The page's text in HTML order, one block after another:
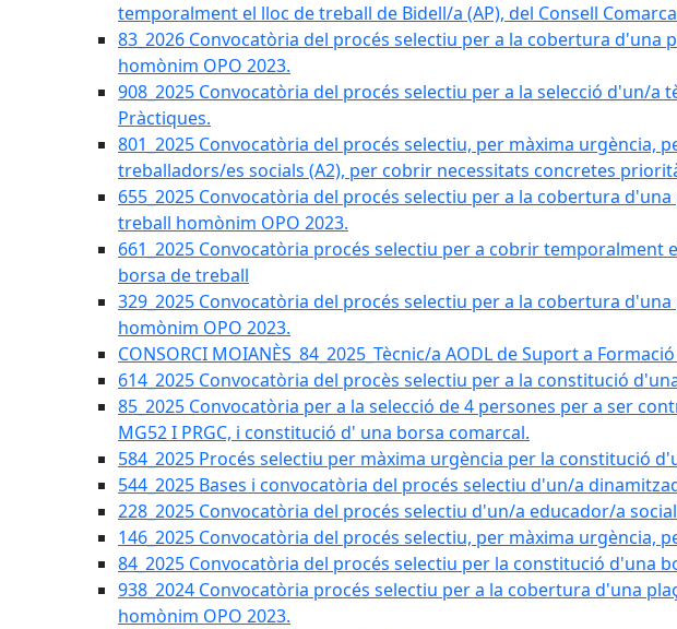
temporalment el lloc de treball de Bidell/a (AP), del Consell
83_2026 Convocatòria del procés selectiu per a la cobertura
homònim OPO 2023.
908_2025 Convocatòria del procés selectiu per a la selecció d'un/a
Pràctiques.
801_2025 Convocatòria del procés selectiu, per màxima urgència,
treballadors/es socials (A2), per cobrir necessitats concretes
655_2025 Convocatòria del procés selectiu per a la cobertura
treball homònim OPO 2023.
661_2025 Convocatòria procés selectiu per a cobrir
borsa de treball
329_2025 Convocatòria del procés selectiu per a la cobertura
homònim OPO 2023.
CONSORCI MOIANÈS_84_2025_Tècnic/a AODL de Suport a
614_2025 Convocatòria del procès selectiu per a la constitució
85_2025 Convocatòria per a la selecció de 4 persones per a ser
MG52 I PRGC, i constitució d' una borsa comarcal.
584_2025 Procés selectiu per màxima urgència per la constitució
544_2025 Bases i convocatòria del procés selectiu d'un/a
228_2025 Convocatòria del procés selectiu d'un/a educador/a
146_2025 Convocatòria del procés selectiu, per màxima urgència,
84_2025 Convocatòria del procés selectiu per la constitució d'una
938_2024 Convocatòria procés selectiu per a la cobertura d'una
homònim OPO 2023.